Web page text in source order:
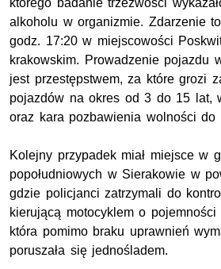
alkoholu w organizmie. Zdarzenie
godz. 17:20 w miejscowości
krakowskim. Prowadzenie pojazdu
jest przestępstwem, za które grozi
pojazdów na okres od 3 do 15 lat,
oraz kara pozbawienia wolności do
Kolejny przypadek miał miejsce w
popołudniowych w Sierakowie w
gdzie policjanci zatrzymali do
kierującą motocyklem o pojemności
która pomimo braku uprawnień
poruszała się jednośladem.